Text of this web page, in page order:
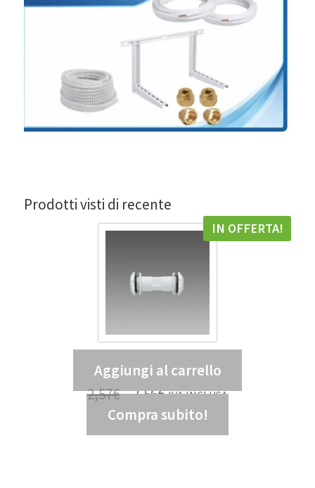
Prodotti visti di recente
Tubo di giunzione 938 – DIS 99807300
IN OFFERTA!
2,57€ 2,56€ IVA INCLUSA
2,10€ IVA ESCLUSA
Aggiungi al carrello
Compra subito!